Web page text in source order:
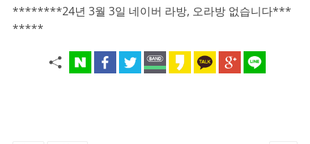
********24년 3월 3일 네이버 라방, 오라방 없습니다***
*****